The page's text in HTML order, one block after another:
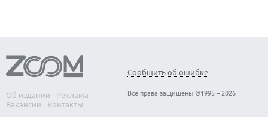
Об издании
Реклама
Вакансии
Контакты
Сообщить об ошибке
Все права защищены ©1995 – 2026